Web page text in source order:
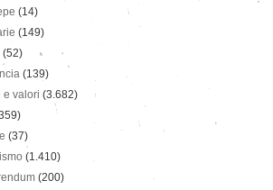
(14)
(149)
(52)
(139)
e valori (3.682)
(37)
(1.410)
(200)